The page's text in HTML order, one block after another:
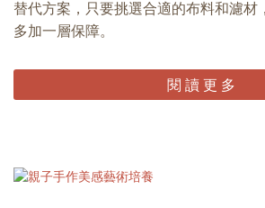
替代方案，只要挑選合適的布料和濾材
多加一層保障。
閱 讀 更 多